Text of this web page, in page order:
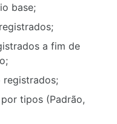
base;
a fim de
registrados;
tipos (Padrão,